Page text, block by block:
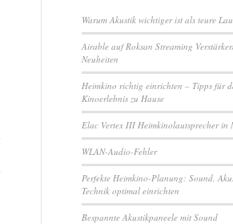
Warum Akustik wichtiger ist als teure
Airable auf Roksan Streaming
Neuheiten
Heimkino richtig einrichten – Tipps für
Kinoerlebnis zu Hause
Elac Vertex III Heimkinolautsprecher in
WLAN-Audio-Fehler
Perfekte Heimkino-Planung: Sound,
Technik optimal einrichten
Bespannte Akustikpaneele mit Sound